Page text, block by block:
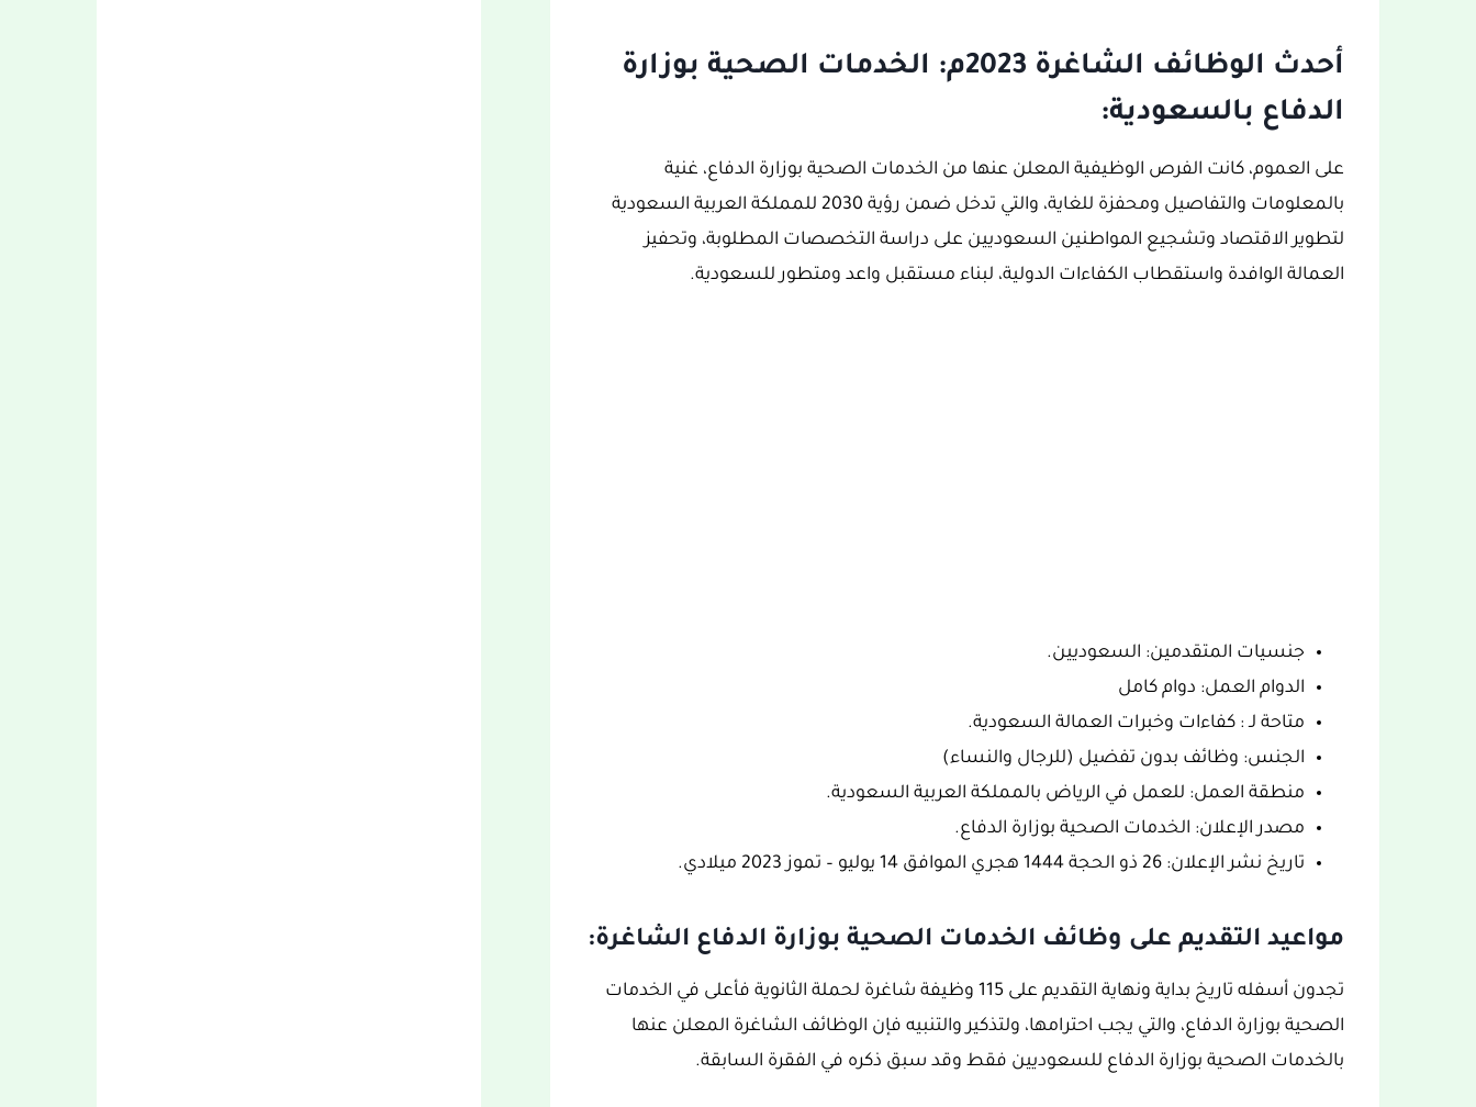
أحدث الوظائف الشاغرة 2023م: الخدمات الصحية بوزارة
الدفاع بالسعودية:
على العموم، كانت الفرص الوظيفية المعلن عنها من الخدمات الصحية بوزارة الدفاع، غنية
بالمعلومات والتفاصيل ومحفزة للغاية، والتي تدخل ضمن رؤية 2030 للمملكة العربية السعودية
لتطوير الاقتصاد وتشجيع المواطنين السعوديين على دراسة التخصصات المطلوبة، وتحفيز
العمالة الوافدة واستقطاب الكفاءات الدولية، لبناء مستقبل واعد ومتطور للسعودية.
جنسيات المتقدمين: السعوديين.
الدوام العمل: دوام كامل
متاحة لـ : كفاءات وخبرات العمالة السعودية.
الجنس: وظائف بدون تفضيل (للرجال والنساء)
منطقة العمل: للعمل في الرياض بالمملكة العربية السعودية.
مصدر الإعلان: الخدمات الصحية بوزارة الدفاع.
تاريخ نشر الإعلان: 26 ذو الحجة 1444 هجري الموافق 14 يوليو – تموز 2023 ميلادي.
مواعيد التقديم على وظائف الخدمات الصحية بوزارة الدفاع الشاغرة:
تجدون أسفله تاريخ بداية ونهاية التقديم على 115 وظيفة شاغرة لحملة الثانوية فأعلى في الخدمات
الصحية بوزارة الدفاع، والتي يجب احترامها، ولتذكير والتنبيه فإن الوظائف الشاغرة المعلن عنها
بالخدمات الصحية بوزارة الدفاع للسعوديين فقط وقد سبق ذكره في الفقرة السابقة.